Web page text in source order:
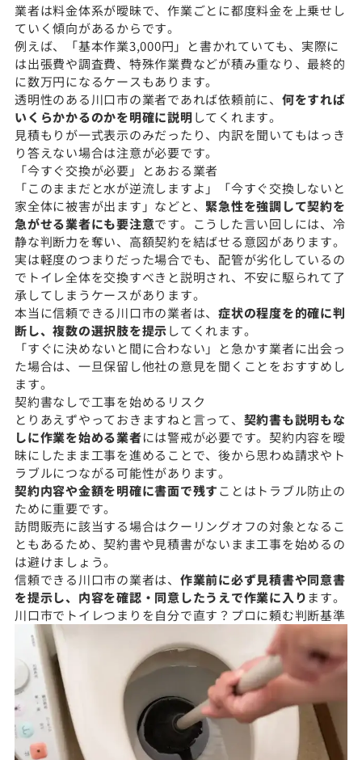
業者は料金体系が曖昧で、作業ごとに都度料金を上乗せし
ていく傾向があるからです。
例えば、「基本作業3,000円」と書かれていても、実際に
は出張費や調査費、特殊作業費などが積み重なり、最終的
に数万円になるケースもあります。
透明性のある川口市の業者であれば依頼前に、 何をすれば
いくらかかるのかを明確に説明してくれます。
見積もりが一式表示のみだったり、内訳を聞いてもはっき
り答えない場合は注意が必要です。
「今すぐ交換が必要」とあおる業者
「このままだと水が逆流しますよ」「今すぐ交換しないと
家全体に被害が出ます」などと、 緊急性を強調して契約を
急がせる業者にも要注意です。こうした言い回しには、冷
静な判断力を奪い、高額契約を結ばせる意図があります。
実は軽度のつまりだった場合でも、配管が劣化しているの
でトイレ全体を交換すべきと説明され、不安に駆られて了
承してしまうケースがあります。
本当に信頼できる川口市の業者は、 症状の程度を的確に判
断し、複数の選択肢を提示してくれます。
「すぐに決めないと間に合わない」と急かす業者に出会っ
た場合は、一旦保留し他社の意見を聞くことをおすすめし
ます。
契約書なしで工事を始めるリスク
とりあえずやっておきますねと言って、 契約書も説明もな
しに作業を始める業者には警戒が必要です。契約内容を曖
昧にしたまま工事を進めることで、後から思わぬ請求やト
ラブルにつながる可能性があります。
契約内容や金額を明確に書面で残すことはトラブル防止の
ために重要です。
訪問販売に該当する場合はクーリングオフの対象となるこ
ともあるため、契約書や見積書がないまま工事を始めるの
は避けましょう。
信頼できる川口市の業者は、 作業前に必ず見積書や同意書
を提示し、内容を確認・同意したうえで作業に入ります。
川口市でトイレつまりを自分で直す？プロに頼む判断基準